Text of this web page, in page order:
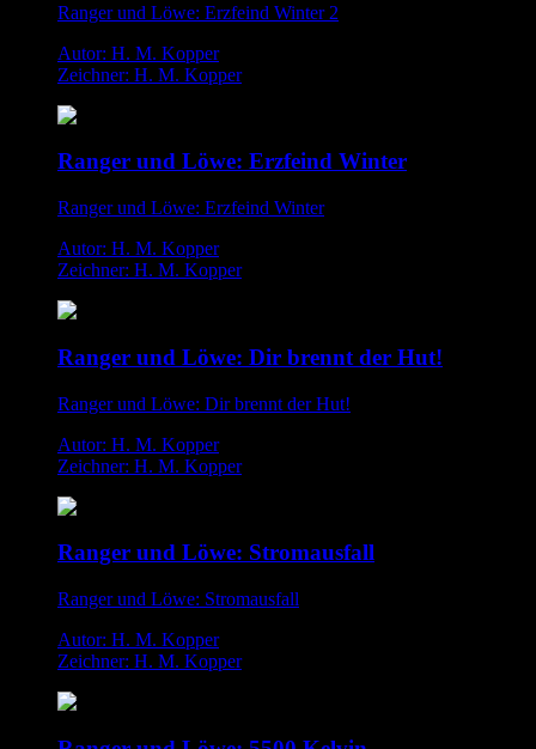
Ranger und Löwe: Erzfeind Winter 2
Autor: H. M. Kopper
Zeichner: H. M. Kopper
Ranger und Löwe: Erzfeind Winter
Ranger und Löwe: Erzfeind Winter
Autor: H. M. Kopper
Zeichner: H. M. Kopper
Ranger und Löwe: Dir brennt der Hut!
Ranger und Löwe: Dir brennt der Hut!
Autor: H. M. Kopper
Zeichner: H. M. Kopper
Ranger und Löwe: Stromausfall
Ranger und Löwe: Stromausfall
Autor: H. M. Kopper
Zeichner: H. M. Kopper